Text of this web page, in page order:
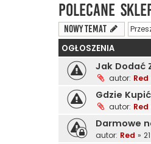
Polecane
NOWY TEMAT
OGŁOSZENIA
Jak Dodać
autor: Red
Gdzie
autor: Red
Darmowe
autor: Red »